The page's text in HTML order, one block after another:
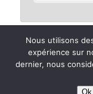
Politique de
Nous utilisons
expérience sur
dernier, nous
Ok